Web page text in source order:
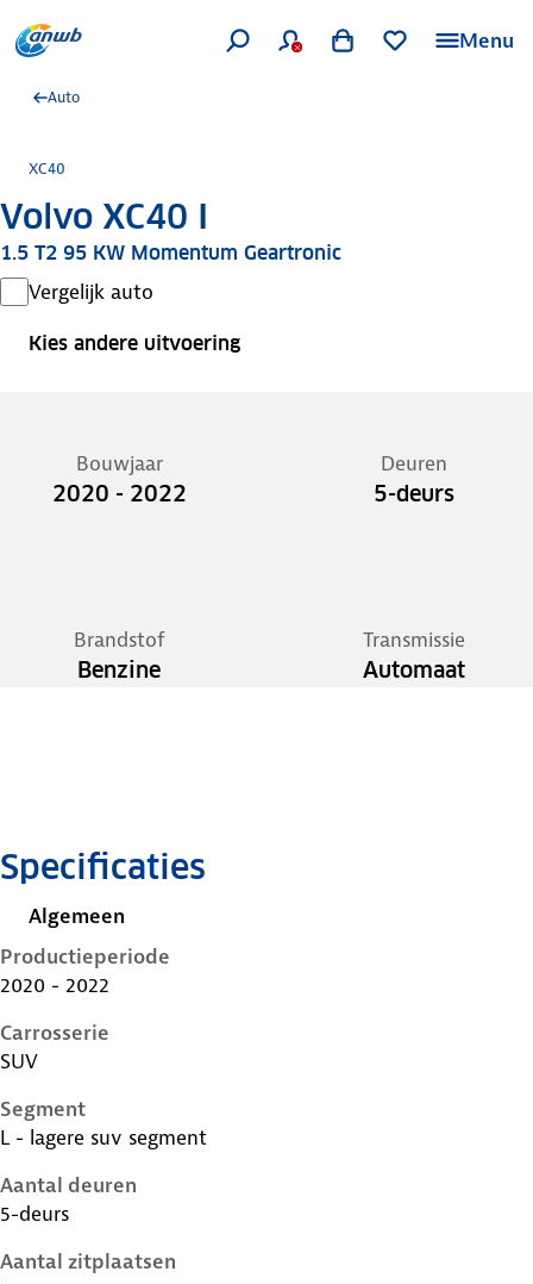
Menu
Auto
XC40
Volvo XC40 I
1.5 T2 95 KW Momentum Geartronic
Vergelijk auto
Kies andere uitvoering
Bouwjaar
2020 - 2022
Deuren
5-deurs
Brandstof
Benzine
Transmissie
Automaat
Specificaties
Algemeen
Productieperiode
2020 - 2022
Carrosserie
SUV
Segment
L - lagere suv segment
Aantal deuren
5-deurs
Aantal zitplaatsen